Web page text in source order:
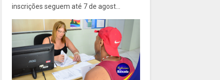
inscrições seguem até 7 de agost...